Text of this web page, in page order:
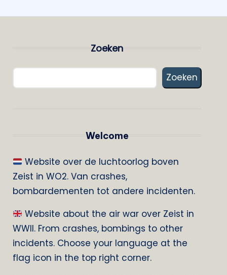
Zoeken
Zoeken
Welcome
Website over de luchtoorlog boven
Zeist in WO2. Van crashes,
bombardementen tot andere incidenten.
Website about the air war over Zeist in
WWII. From crashes, bombings to other
incidents. Choose your language at the
flag icon in the top right corner.